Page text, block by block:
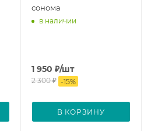
сонома
в наличии
1 950 ₽/шт
2 300₽ -15%
В КОРЗИНУ